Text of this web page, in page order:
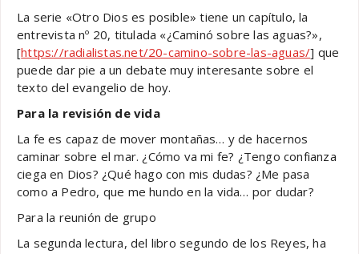
La serie «Otro Dios es posible» tiene un capítulo, la
entrevista nº 20, titulada «¿Caminó sobre las aguas?»,
[https://radialistas.net/20-camino-sobre-las-aguas/] que
puede dar pie a un debate muy interesante sobre el
texto del evangelio de hoy.
Para la revisión de vida
La fe es capaz de mover montañas… y de hacernos
caminar sobre el mar. ¿Cómo va mi fe? ¿Tengo confianza
ciega en Dios? ¿Qué hago con mis dudas? ¿Me pasa
como a Pedro, que me hundo en la vida… por dudar?
Para la reunión de grupo
La segunda lectura, del libro segundo de los Reyes, ha